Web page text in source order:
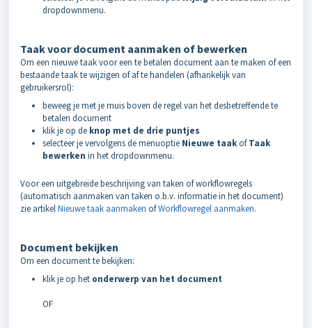
dropdownmenu.
Taak voor document aanmaken of bewerken
Om een nieuwe taak voor een te betalen document aan te maken of een
bestaande taak te wijzigen of af te handelen (afhankelijk van
gebruikersrol):
beweeg je met je muis boven de regel van het desbetreffende te
betalen document
klik je op de knop met de drie puntjes
selecteer je vervolgens de menuoptie Nieuwe taakofTaak
bewerken in het dropdownmenu.
Voor een uitgebreide beschrijving van taken of workflowregels
(automatisch aanmaken van taken o.b.v. informatie in het document)
zie artikelNieuwe taak aanmaken ofWorkflowregel aanmaken.
Document bekijken
Om een document te bekijken:
klik je op het onderwerp van het document
OF